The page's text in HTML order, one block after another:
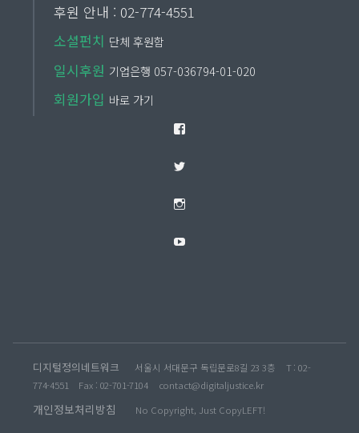
후원 안내 : 02-774-4551
소셜펀치 단체 후원함
일시후원 기업은행 057-036794-01-020
회원가입 바로 가기
Facebook
Twitter
Instagram
YouTube
디지털정의네트워크 서울시 서대문구 독립문로8길 23 3층
T : 02-
774-4551
Fax : 02-701-7104 contact@digitaljustice.kr
개인정보처리방침 No Copyright, Just CopyLEFT!